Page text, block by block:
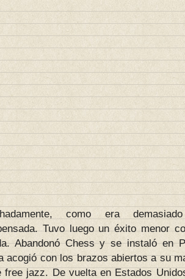
como era
Tuvo luego un éxito menor
Abandonó Chess y se instaló en
acogió con los brazos abiertos a su
free jazz. De vuelta en Estados